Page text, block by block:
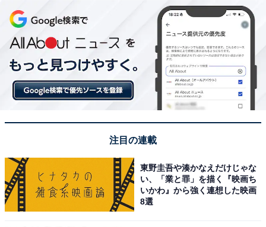
注目の連載
東野圭吾や湊かなえだけじゃな
い、「業と罪」を描く『映画ち
いかわ』から強く連想した映画
8選